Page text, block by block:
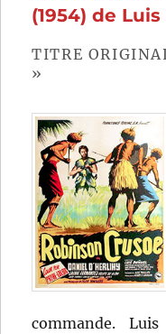
(1954) de
TITRE
»
commande.